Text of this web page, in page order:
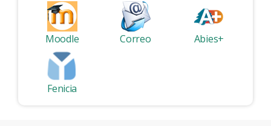
Moodle Correo Abies+
Fenicia